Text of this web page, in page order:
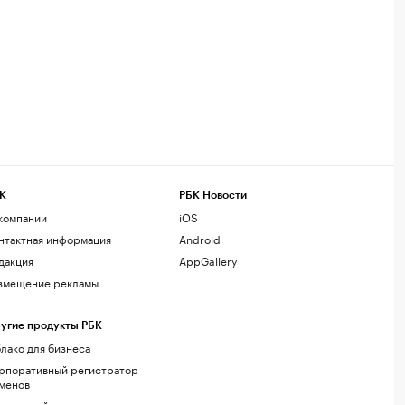
информация
рекламы
продукты РБК
для бизнеса
регистратор
РБК Новости
iOS
Android
AppGallery